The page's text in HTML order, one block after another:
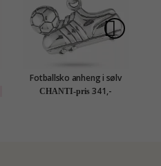
Fotballsko anheng i sølv
CHANTI-pris 341,-